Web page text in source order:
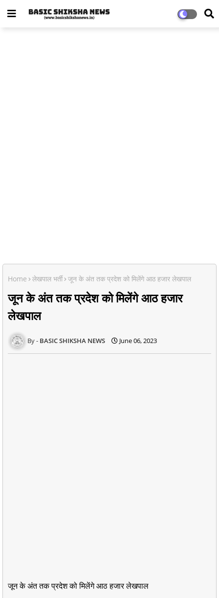
Home लेखपाल भर्ती जून के अंत तक प्रदेश को मिलेंगे आठ हजार लेखपाल
जून के अंत तक प्रदेश को मिलेंगे आठ हजार
लेखपाल
BASIC SHIKSHA NEWS June 06, 2023
जून के अंत तक प्रदेश को मिलेंगे आठ हजार लेखपाल